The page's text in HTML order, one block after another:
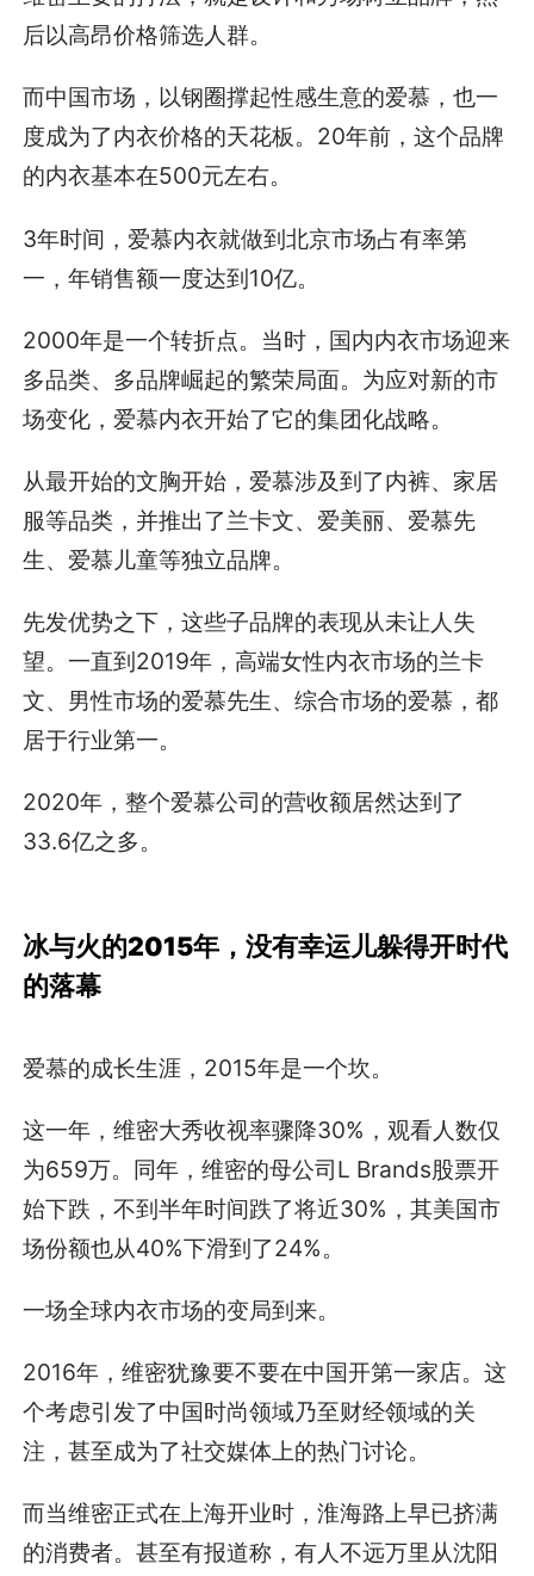
后以高昂价格筛选人群。
而中国市场，以钢圈撑起性感生意的爱慕，也一
度成为了内衣价格的天花板。20年前，这个品牌
的内衣基本在500元左右。
3年时间，爱慕内衣就做到北京市场占有率第
一，年销售额一度达到10亿。
2000年是一个转折点。当时，国内内衣市场迎来
多品类、多品牌崛起的繁荣局面。为应对新的市
场变化，爱慕内衣开始了它的集团化战略。
从最开始的文胸开始，爱慕涉及到了内裤、家居
服等品类，并推出了兰卡文、爱美丽、爱慕先
生、爱慕儿童等独立品牌。
先发优势之下，这些子品牌的表现从未让人失
望。一直到2019年，高端女性内衣市场的兰卡
文、男性市场的爱慕先生、综合市场的爱慕，都
居于行业第一。
2020年，整个爱慕公司的营收额居然达到了
33.6亿之多。
冰与火的2015年，没有幸运儿躲得开时代
的落幕
爱慕的成长生涯，2015年是一个坎。
这一年，维密大秀收视率骤降30%，观看人数仅
为659万。同年，维密的母公司L Brands股票开
始下跌，不到半年时间跌了将近30%，其美国市
场份额也从40%下滑到了24%。
一场全球内衣市场的变局到来。
2016年，维密犹豫要不要在中国开第一家店。这
个考虑引发了中国时尚领域乃至财经领域的关
注，甚至成为了社交媒体上的热门讨论。
而当维密正式在上海开业时，淮海路上早已挤满
的消费者。甚至有报道称，有人不远万里从沈阳